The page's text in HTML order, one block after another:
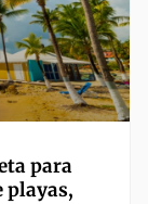
para
playas,